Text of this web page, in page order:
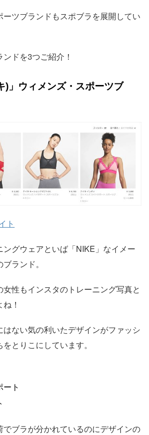
ツブランドもスポブラを展開してい
ドを3つご紹介！
)」ウィメンズ・スポーツブ
ト
ングウェアといば「NIKE」なイメー
ランド。
性もインスタのトレーニング写真と
！
はない気の利いたデザインがファッシ
とりこにしています。
ート
でブラが分かれているのにデザインの